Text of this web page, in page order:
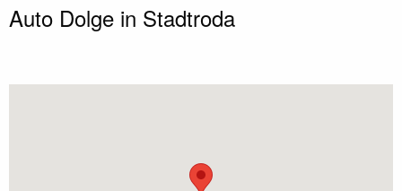
Auto Dolge in Stadtroda